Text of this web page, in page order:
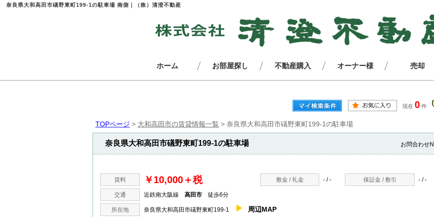
奈良県大和高田市礒野東町199-1の駐車場 南側｜（株）清澄不動産
ホーム お部屋探し 不動産購入 オーナー様 売却
現在 0 件
TOPページ > 大和高田市の賃貸情報一覧 > 奈良県大和高田市礒野東町199-1の駐車場
奈良県大和高田市礒野東町199-1の駐車場 お問合わせ
賃料 ￥10,000＋税 敷金 / 礼金 - / - 保証金 / 敷引 - / -
交通 近鉄南大阪線 高田市 徒歩6分
所在地 奈良県大和高田市礒野東町199-1 周辺MAP